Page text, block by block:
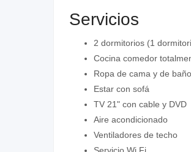
Servicios
2 dormitorios (1
Cocina comedor
Ropa de cama y de
Estar con sofá
TV 21" con cable y DVD
Aire acondicionado
Ventiladores de techo